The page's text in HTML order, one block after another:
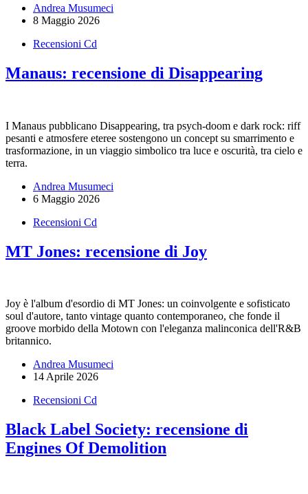
Andrea Musumeci
8 Maggio 2026
Recensioni Cd
Manaus: recensione di Disappearing
I Manaus pubblicano Disappearing, tra psych-doom e dark rock: riff
pesanti e atmosfere eteree sostengono un concept su smarrimento e
trasformazione, in un viaggio simbolico tra luce e oscurità, tra cielo e
terra.
Andrea Musumeci
6 Maggio 2026
Recensioni Cd
MT Jones: recensione di Joy
Joy è l'album d'esordio di MT Jones: un coinvolgente e sofisticato
soul d'autore, tanto vintage quanto contemporaneo, che fonde il
groove morbido della Motown con l'eleganza malinconica dell'R&B
britannico.
Andrea Musumeci
14 Aprile 2026
Recensioni Cd
Black Label Society: recensione di
Engines Of Demolition